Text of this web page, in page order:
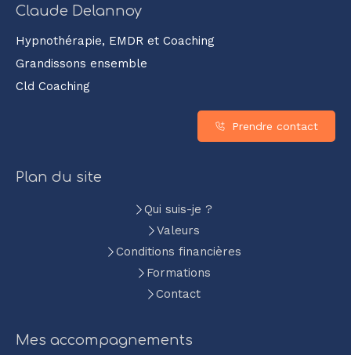
Claude Delannoy
Hypnothérapie, EMDR et Coaching
Grandissons ensemble
Cld Coaching
Prendre contact
Plan du site
Qui suis-je ?
Valeurs
Conditions financières
Formations
Contact
Mes accompagnements